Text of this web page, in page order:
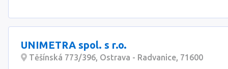
UNIMETRA spol. s r.o.
Těšínská 773/396, Ostrava - Radvanice, 71600